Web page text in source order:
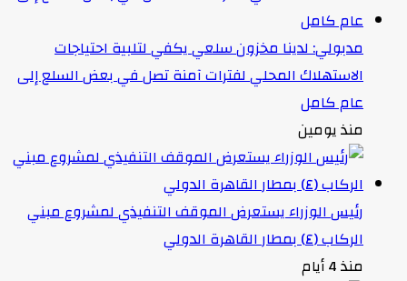
مدبولي: لدينا مخزون سلعي يكفي لتلبية احتياجات
الاستهلاك المحلي لفترات آمنة تصل في بعض السلع إلى
عام كامل
منذ يومين
رئيس الوزراء يستعرض الموقف التنفيذي لمشروع مبني
الركاب (٤) بمطار القاهرة الدولي
منذ 4 أيام